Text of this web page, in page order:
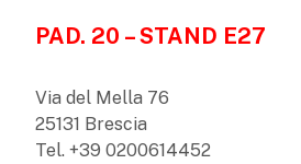
PAD. 20 – STAND E27
Via del Mella 76
25131 Brescia
Tel. +39 0200614452